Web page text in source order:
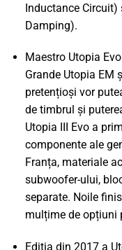
Inductance
Damping).
Maestro Utopia
Grande Utopia EM
pretențioși vor
de timbrul și
Utopia III Evo a
componente ale
Franța, materiale
subwoofer-ului,
separate. Noile
mulțime de opțiuni
Ediția din 2017 a